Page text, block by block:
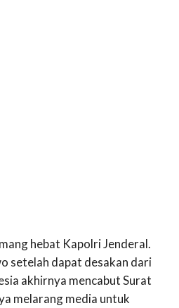
hebat Kapolri Jenderal.
setelah dapat desakan dari
akhirnya mencabut Surat
melarang media untuk